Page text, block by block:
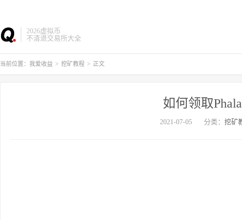
2026虚拟币
不清退交易所大全
当前位置： 我爱收益 > 挖矿教程 > 正文
如何领取
2021-07-05 分类： 挖矿